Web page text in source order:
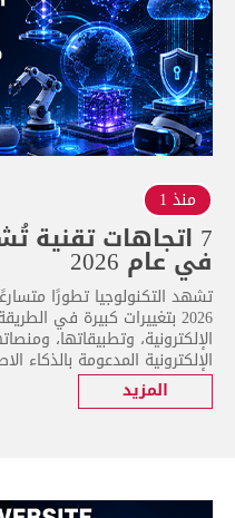
منذ 1
7 اتجاهات تقنية
في عام 2026
تشهد التكنولوجيا تطورًا
2026 بتغييرات كبيرة في
الإلكترونية، وتطبيقاتها،
الإلكترونية المدعومة بالذكاء
المزيد